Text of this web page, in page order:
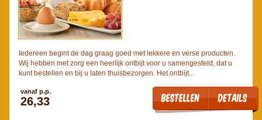
Iedereen begint de dag graag goed met lekkere en verse producten.
Wij hebben met zorg een heerlijk ontbijt voor u samengesteld, dat u
kunt bestellen en bij u laten thuisbezorgen. Het ontbijt...
vanaf p.p.
26,33